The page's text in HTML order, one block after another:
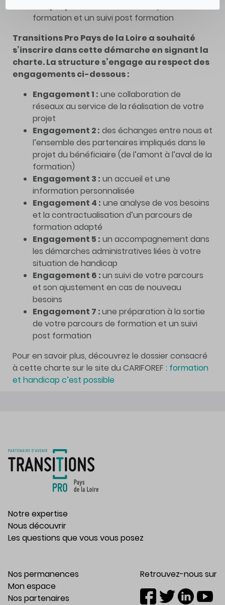
formation et un suivi post formation
Transitions Pro Pays de la Loire a souhaité
s’inscrire dans cette démarche en signant la
charte. La structure s’engage au respect des
engagements ci-dessous :
Engagement 1 : une collaboration de
réseaux au service de la réalisation de votre
projet
Engagement 2 : des échanges entre nous et
l’ensemble des partenaires impliqués dans le
projet du bénéficiaire (de l’amont à l’aval de la
formation)
Engagement 3 : un accueil et une
information personnalisée
Engagement 4 : une analyse de vos besoins
et la contractualisation d’un parcours de
formation adapté
Engagement 5 : un accompagnement dans
les démarches administratives liées à votre
situation de handicap
Engagement 6 :un suivi de votre parcours
et son ajustement en cas de nouveau
besoins
Engagement 7 :une préparation à la sortie
de votre parcours de formation et un suivi
post formation
Pour en savoir plus, découvrez le dossier consacré
à cette charte sur le site du CARIFOREF : formation
et handicap c’est possible
Notre expertise
Nous découvrir
Les questions que vous vous posez
Nos permanences
Mon espace
Nos partenaires
Retrouvez-nous sur